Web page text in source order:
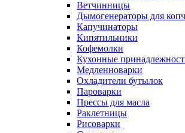
Ветчинницы
Дымогенераторы для
Капучинаторы
Кипятильники
Кофемолки
Кухонные
Медленноварки
Охладители бутылок
Пароварки
Прессы для масла
Раклетницы
Рисоварки